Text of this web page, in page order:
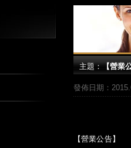
主題：【營業
發佈日期：
【營業公告】